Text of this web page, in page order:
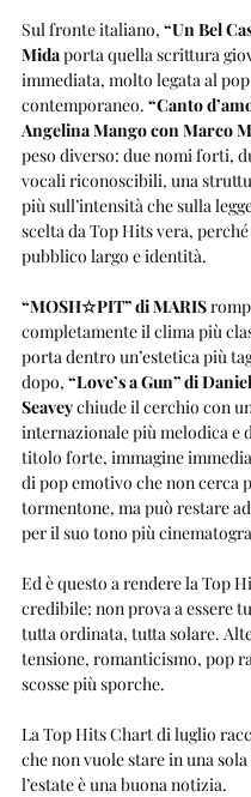
Sul fronte italiano, “Un Bel
Mida porta quella scrittura
immediata, molto legata al pop
contemporaneo. “Canto
Angelina Mango con Marco
peso diverso: due nomi forti,
vocali riconoscibili, una
più sull’intensità che sulla
scelta da Top Hits vera,
pubblico largo e identità.
“MOSH☆PIT” di MARIS
completamente il clima più
porta dentro un’estetica più
dopo, “Love’s a Gun” di Daniel
Seavey chiude il cerchio con
internazionale più melodica e
titolo forte, immagine
di pop emotivo che non cerca
tormentone, ma può restare
per il suo tono più
Ed è questo a rendere la Top
credibile: non prova a essere
tutta ordinata, tutta solare.
tensione, romanticismo, pop
scosse più sporche.
La Top Hits Chart di luglio
che non vuole stare in una
l’estate è una buona notizia.